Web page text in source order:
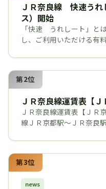
ＪＲ奈良線 快速うれ
ス）開始
「快速 うれしート」と
し、ご利用いただける有
第2位
ＪＲ奈良線運賃表【Ｊ
ＪＲ奈良線運賃表【ＪＲ
線ＪＲ京都駅～ＪＲ奈良
第3位
news